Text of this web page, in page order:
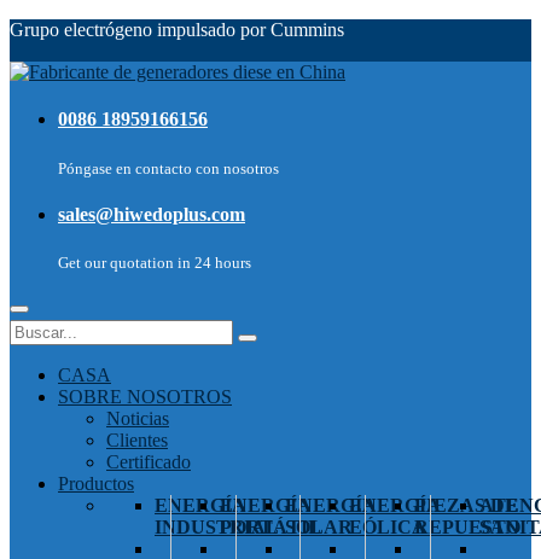
Grupo electrógeno impulsado por Cummins
0086 18959166156
Póngase en contacto con nosotros
sales@hiwedoplus.com
Get our quotation in 24 hours
CASA
SOBRE NOSOTROS
Noticias
Clientes
Certificado
Productos
ENERGÍA
INDUSTRIAL
ENERGÍA
PORTÁTIL
ENERGÍA
SOLAR
ENERGÍA
EÓLICA
PIEZAS DE
REPUESTO